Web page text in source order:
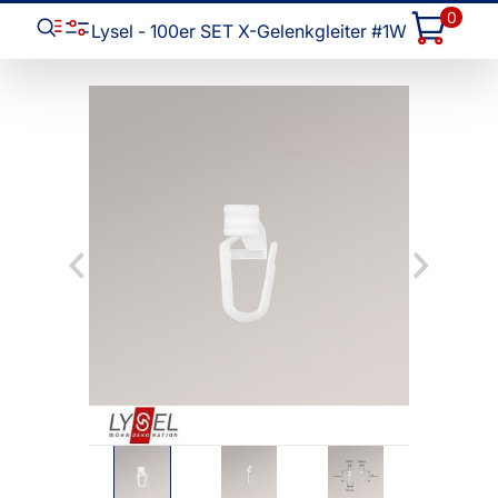
Lysel - 100er SET X-Gelenkgleiter #1W
0